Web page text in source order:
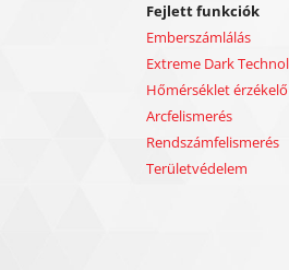
Fejlett funkciók
Emberszámlálás
Extreme Dark
Hőmérséklet
Arcfelismerés
Rendszámfelismerés
Területvédelem